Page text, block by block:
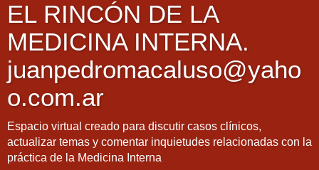
EL RINCÓN DE LA
MEDICINA INTERNA.
juanpedromacaluso@yaho
o.com.ar
Espacio virtual creado para discutir casos clínicos,
actualizar temas y comentar inquietudes relacionadas con la
práctica de la Medicina Interna